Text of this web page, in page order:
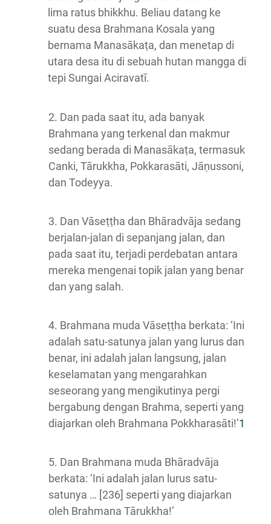
lima ratus bhikkhu. Beliau datang ke
suatu desa Brahmana Kosala yang
bernama Manasākaṭa, dan menetap di
utara desa itu di sebuah hutan mangga di
tepi Sungai Aciravatī.
2. Dan pada saat itu, ada banyak
Brahmana yang terkenal dan makmur
sedang berada di Manasākaṭa, termasuk
Canki, Tārukkha, Pokkarasāti, Jāṇussoni,
dan Todeyya.
3. Dan Vāseṭṭha dan Bhāradvāja sedang
berjalan-jalan di sepanjang jalan, dan
pada saat itu, terjadi perdebatan antara
mereka mengenai topik jalan yang benar
dan yang salah.
4. Brahmana muda Vāseṭṭha berkata: ‘Ini
adalah satu-satunya jalan yang lurus dan
benar, ini adalah jalan langsung, jalan
keselamatan yang mengarahkan
seseorang yang mengikutinya pergi
bergabung dengan Brahma, seperti yang
diajarkan oleh Brahmana Pokkharasāti!’1
5. Dan Brahmana muda Bhāradvāja
berkata: ‘Ini adalah jalan lurus satu-
satunya … [236] seperti yang diajarkan
oleh Brahmana Tārukkha!’